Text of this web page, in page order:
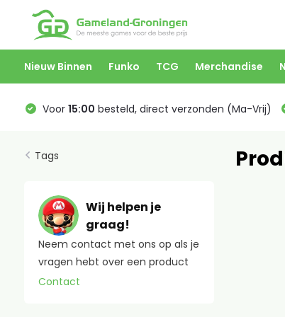
Nieuw Binnen Funko TCG Merchandise
Voor 15:00 besteld, direct verzonden (Ma-Vrij)
Tags
Wij helpen je
graag!
Neem contact met ons op als je
vragen hebt over een product
Contact